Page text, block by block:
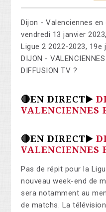
Dijon - Valenciennes
vendredi 13 janvier
Ligue 2 2022-2023, 19e
DIJON -
DIFFUSION TV ?
🔴EN DIRECT▶️
VALENCIENNES
🔴EN DIRECT▶️
VALENCIENNES
Pas de répit pour la
nouveau week-end de
sera notamment au
de matchs. La